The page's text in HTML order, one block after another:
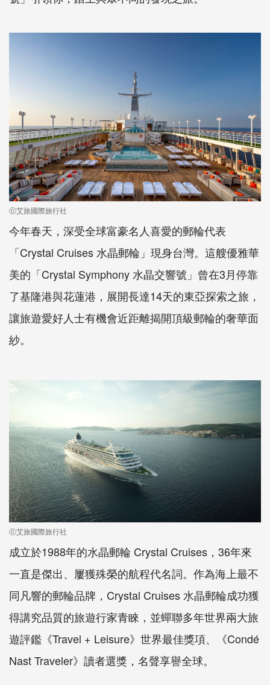
ⓒ艾旅國際旅行社
今年春天，深受全球富豪名人喜愛的郵輪代表
「Crystal Cruises 水晶郵輪」現身台灣。這艘優雅華
美的「Crystal Symphony 水晶交響號」曾在3月停靠
了基隆港與花蓮港，展開長達14天的東亞探索之旅，
讓旅遊愛好人士有機會近距離揭開頂級郵輪的奢華面
紗。
ⓒ艾旅國際旅行社
成立於1988年的水晶郵輪 Crystal Cruises，36年來
一直是傑出、屢獲殊榮的航程代名詞。作為海上最不
同凡響的郵輪品牌，Crystal Cruises 水晶郵輪成功獲
得講究品質的旅遊行家青睞，並蟬聯多年世界兩大旅
遊評鑑《Travel + Leisure》世界最佳獎項、《Condé
Nast Traveler》讀者選獎，名聲享譽全球。